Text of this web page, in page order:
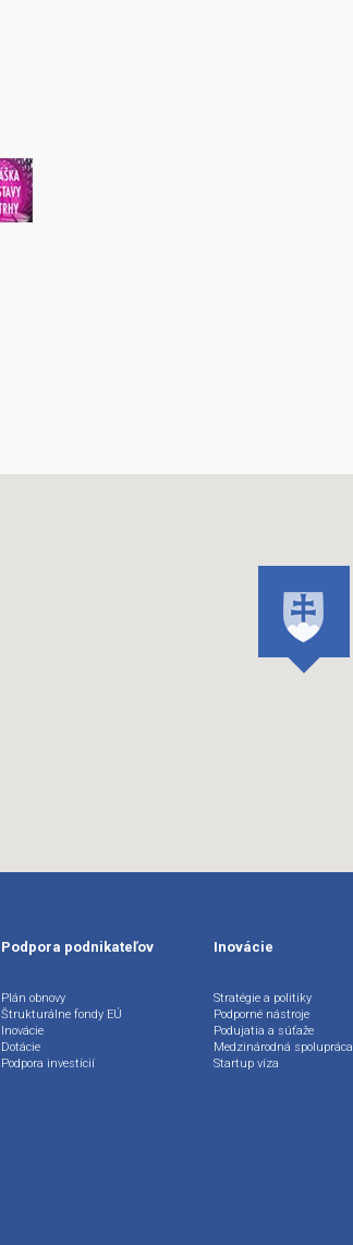
Podpora podnikateľov
Plán obnovy
Štrukturálne fondy EÚ
Inovácie
Dotácie
Podpora investícií
Inovácie
Stratégie a politiky
Podporné nástroje
Podujatia a súťaže
Medzinárodná spolupráca
Startup víza